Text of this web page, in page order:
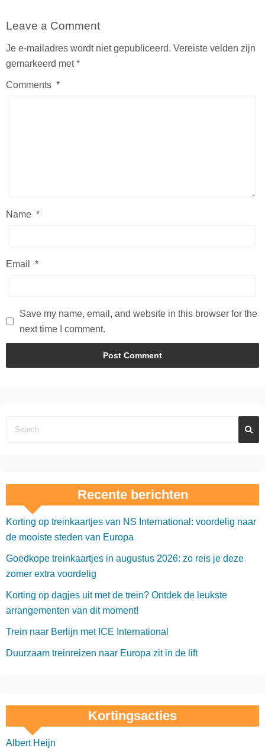
Leave a Comment
Je e-mailadres wordt niet gepubliceerd. Vereiste velden zijn
gemarkeerd met*
Comments *
Name *
Email *
Save my name, email, and website in this browser for the
next time I comment.
Recente berichten
Korting op treinkaartjes van NS International: voordelig naar
de mooiste steden van Europa
Goedkope treinkaartjes in augustus 2026: zo reis je deze
zomer extra voordelig
Korting op dagjes uit met de trein? Ontdek de leukste
arrangementen van dit moment!
Trein naar Berlijn met ICE International
Duurzaam treinreizen naar Europa zit in de lift
Kortingsacties
Albert Heijn